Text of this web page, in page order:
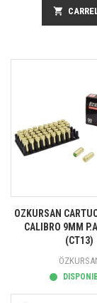
shopping_cart
OZKURSAN
CALIBRO 9MM
(CT13)